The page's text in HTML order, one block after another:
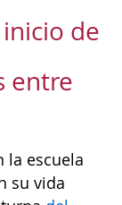
de
entre
la escuela
su vida